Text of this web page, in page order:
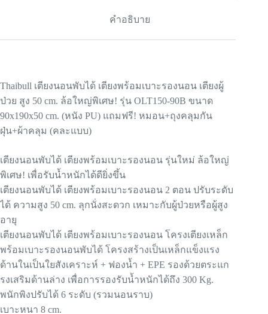
คำอธิบาย
Thaibull เตียงนอนพับได้ เตียงพร้อมเบาะรองนอน เตียงผู้
ป่วย สูง 50 cm. ล้อใหญ่พิเศษ! รุ่น OLT150-90B ขนาด
90x190x50 cm. (หนัง PU) แถมฟรี! หมอน+ถุงคลุมกัน
ฝุ่น+ผ้าคลุม (คละแบบ)
เตียงนอนพับได้ เตียงพร้อมเบาะรองนอน รุ่นใหม่ ล้อใหญ่
พิเศษ! เพื่อรับน้ำหนักได้ดียิ่งขึ้น
เตียงนอนพับได้ เตียงพร้อมเบาะรองนอน 2 ตอน ปรับระดับ
ได้ ความสูง 50 cm. ลุกนั่งสะดวก เหมาะกับผู้ป่วยหรือผู้สูง
อายุ
เตียงนอนพับได้ เตียงพร้อมเบาะรองนอน โครงเตียงเหล็ก
พร้อมเบาะรองนอนพับได้ โครงสร้างเป็นเหล็กแข็งแรง
ด้านในเป็นใยสังเคราะห์ + ฟองน้ำ + EPE รองด้วยตระแก
รงเสริมด้านล่าง เพื่อการรองรับน้ำหนักได้ถึง 300 Kg.
พนักพิงปรับได้ 6 ระดับ (รวมนอนราบ)
เบาะหนา 8 cm.